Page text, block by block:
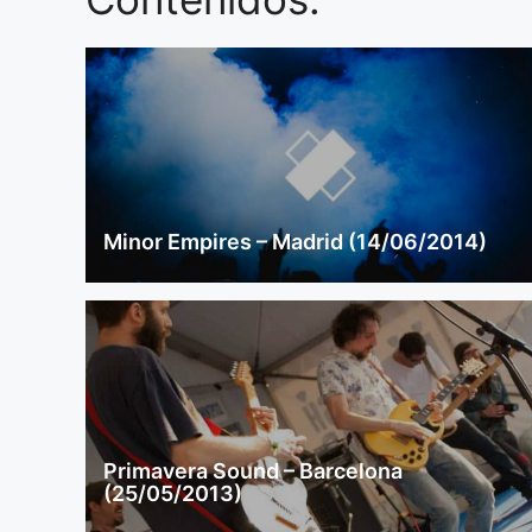
Minor Empires – Madrid (14/06/2014)
Primavera Sound – Barcelona
(25/05/2013)